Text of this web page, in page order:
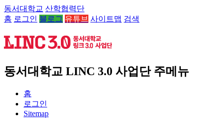
동서대학교 산학협력단
홈 로그인 블로그 유튜브 사이트맵 검색
동서대학교 LINC 3.0 사업단 주메뉴
홈
로그인
Sitemap